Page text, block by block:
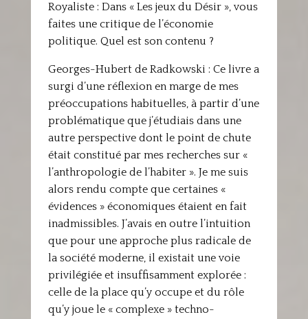
Royaliste : Dans « Les jeux du Désir », vous
faites une critique de l’économie
politique. Quel est son contenu ?
Georges-Hubert de Radkowski : Ce livre a
surgi d’une réflexion en marge de mes
préoccupations habituelles, à partir d’une
problématique que j’étudiais dans une
autre perspective dont le point de chute
était constitué par mes recherches sur «
l’anthropologie de l’habiter ». Je me suis
alors rendu compte que certaines «
évidences » économiques étaient en fait
inadmissibles. J’avais en outre l’intuition
que pour une approche plus radicale de
la société moderne, il existait une voie
privilégiée et insuffisamment explorée :
celle de la place qu’y occupe et du rôle
qu’y joue le « complexe » techno-